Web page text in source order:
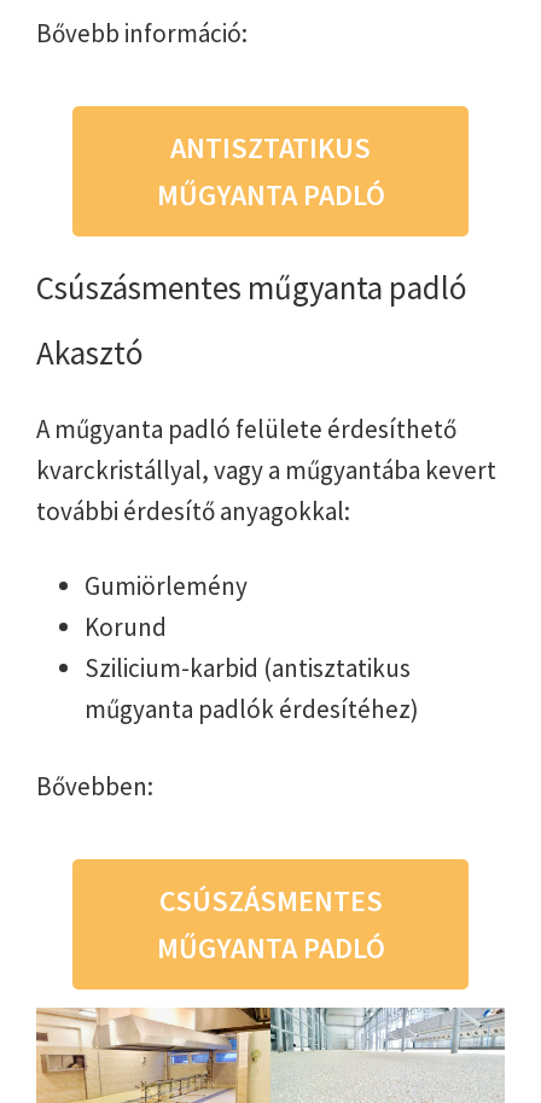
Bővebb információ:
ANTISZTATIKUS
MŰGYANTA PADLÓ
Csúszásmentes műgyanta padló
Akasztó
A műgyanta padló felülete érdesíthető
kvarckristállyal, vagy a műgyantába kevert
további érdesítő anyagokkal:
Gumiörlemény
Korund
Szilicium-karbid (antisztatikus
műgyanta padlók érdesítéhez)
Bővebben:
CSÚSZÁSMENTES
MŰGYANTA PADLÓ